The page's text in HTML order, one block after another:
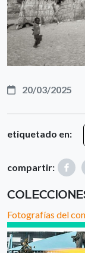
20/03/2025
etiquetado en:
compartir:
Fotografías del